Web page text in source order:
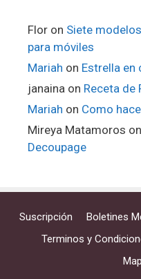
Flor on Siete
para móviles
Mariah on Estrella en
janaina on Receta de
Mariah on Como
Mireya Matamoros on
Decoupage
Suscripción Boletines
Terminos y